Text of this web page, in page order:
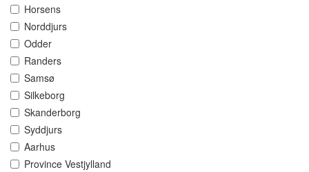
Horsens
Norddjurs
Odder
Randers
Samsø
Silkeborg
Skanderborg
Syddjurs
Aarhus
Province Vestjylland